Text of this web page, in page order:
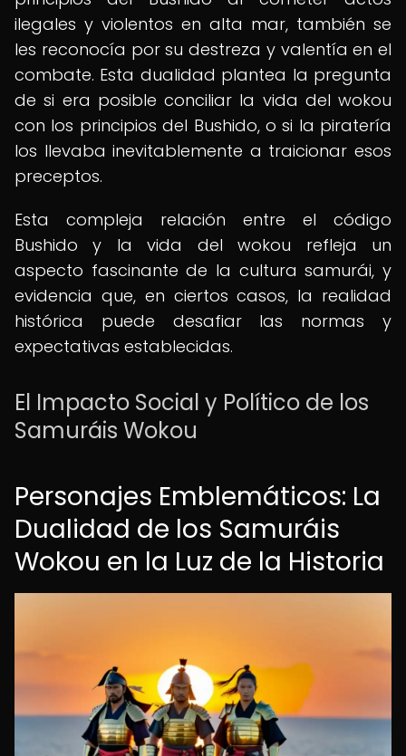
ilegales y violentos en alta mar, también se
les reconocía por su destreza y valentía en el
combate. Esta dualidad plantea la pregunta
de si era posible conciliar la vida del wokou
con los principios del Bushido, o si la piratería
los llevaba inevitablemente a traicionar esos
preceptos.
Esta compleja relación entre el código
Bushido y la vida del wokou refleja un
aspecto fascinante de la cultura samurái, y
evidencia que, en ciertos casos, la realidad
histórica puede desafiar las normas y
expectativas establecidas.
El Impacto Social y Político de los
Samuráis Wokou
Personajes Emblemáticos: La
Dualidad de los Samuráis
Wokou en la Luz de la Historia